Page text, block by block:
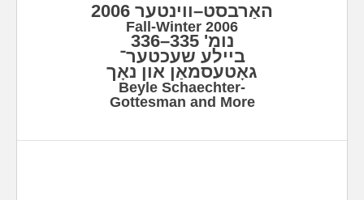
האַרבסט–ווינטער 2006
Fall-Winter 2006
נומ' 335–336
ביילע שעכטער־
גאָטעסמאַן און נאָך
Beyle Schaechter-
Gottesman and More